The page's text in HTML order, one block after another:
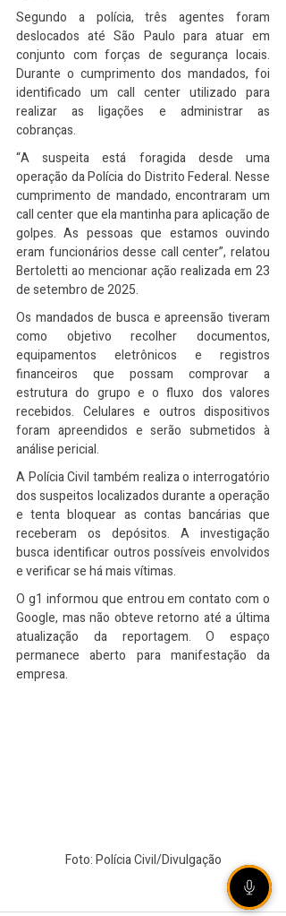
Segundo a polícia, três agentes foram
deslocados até São Paulo para atuar em
conjunto com forças de segurança locais.
Durante o cumprimento dos mandados, foi
identificado um call center utilizado para
realizar as ligações e administrar as
cobranças.
“A suspeita está foragida desde uma
operação da Polícia do Distrito Federal. Nesse
cumprimento de mandado, encontraram um
call center que ela mantinha para aplicação de
golpes. As pessoas que estamos ouvindo
eram funcionários desse call center”, relatou
Bertoletti ao mencionar ação realizada em 23
de setembro de 2025.
Os mandados de busca e apreensão tiveram
como objetivo recolher documentos,
equipamentos eletrônicos e registros
financeiros que possam comprovar a
estrutura do grupo e o fluxo dos valores
recebidos. Celulares e outros dispositivos
foram apreendidos e serão submetidos à
análise pericial.
A Polícia Civil também realiza o interrogatório
dos suspeitos localizados durante a operação
e tenta bloquear as contas bancárias que
receberam os depósitos. A investigação
busca identificar outros possíveis envolvidos
e verificar se há mais vítimas.
O g1 informou que entrou em contato com o
Google, mas não obteve retorno até a última
atualização da reportagem. O espaço
permanece aberto para manifestação da
empresa.
Foto: Polícia Civil/Divulgação